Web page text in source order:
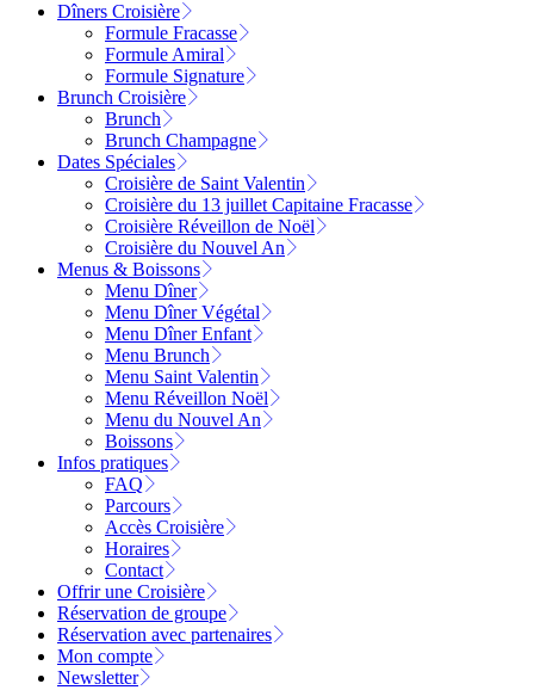
Dîners Croisière
Formule Fracasse
Formule Amiral
Formule Signature
Brunch Croisière
Brunch
Brunch Champagne
Dates Spéciales
Croisière de Saint Valentin
Croisière du 13 juillet Capitaine Fracasse
Croisière Réveillon de Noël
Croisière du Nouvel An
Menus & Boissons
Menu Dîner
Menu Dîner Végétal
Menu Dîner Enfant
Menu Brunch
Menu Saint Valentin
Menu Réveillon Noël
Menu du Nouvel An
Boissons
Infos pratiques
FAQ
Parcours
Accès Croisière
Horaires
Contact
Offrir une Croisière
Réservation de groupe
Réservation avec partenaires
Mon compte
Newsletter